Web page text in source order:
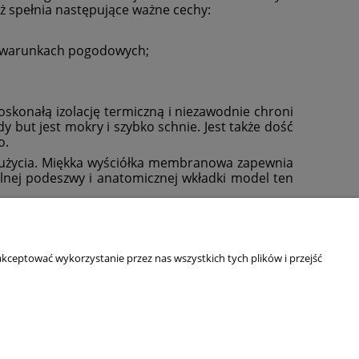
następujące ważne cechy:
pogodowych;
izolację termiczną i niezawodnie chroni
but jest mokry i szybko schnie. Jest także dość
Miękka wyściółka membranowa zapewnia
podeszwy i anatomicznej wkładki model ten
Kim jesteśmy?
wykorzystanie przez nas wszystkich tych plików i przejść